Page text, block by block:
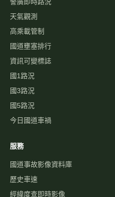
服務
國道事故影像資料庫
歷史車速
經緯度查即時影像
自訂影像
路況通報
國道服務區 休息站
交流道資訊
警察廣播電臺
國道事故影像批量下載
關於